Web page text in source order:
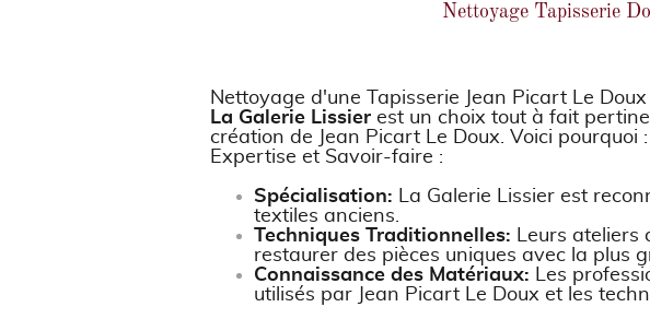
Nettoyage Tapisserie
Nettoyage d'une Tapisserie Jean Picart Le
La Galerie Lissier est un choix tout à fait
création de Jean Picart Le Doux. Voici pourquoi :
Expertise et Savoir-faire :
Spécialisation: La Galerie Lissier est
textiles anciens.
Techniques Traditionnelles: Leurs
restaurer des pièces uniques avec la plus
Connaissance des Matériaux: Les
utilisés par Jean Picart Le Doux et les